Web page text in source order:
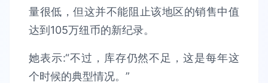
量很低，但这并不能阻止该地区的销售中值
达到105万纽币的新纪录。
她表示:“不过，库存仍然不足，这是每年这
个时候的典型情况。”